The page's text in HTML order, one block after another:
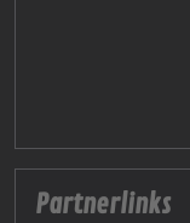
Partnerlinks